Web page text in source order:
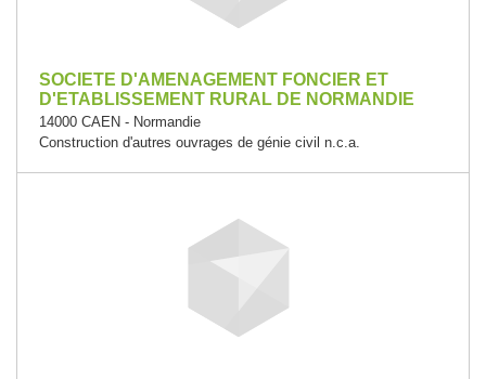
SOCIETE D'AMENAGEMENT FONCIER ET
D'ETABLISSEMENT RURAL DE NORMANDIE
14000 CAEN - Normandie
Construction d'autres ouvrages de génie civil n.c.a.